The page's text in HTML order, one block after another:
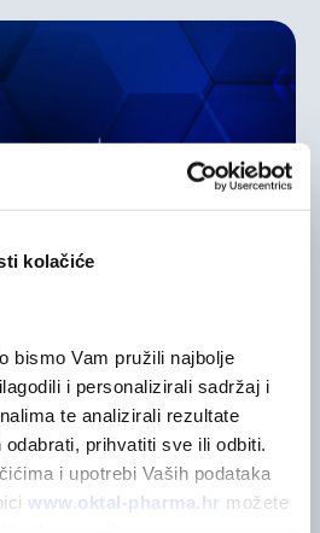
kolačiće
bismo Vam pružili najbolje
i personalizirali sadržaj i
te analizirali rezultate
prihvatiti sve ili odbiti.
i upotrebi Vaših podataka
www.oktal-pharma.hr možete
zatvorena
više od 4300 sudionika.